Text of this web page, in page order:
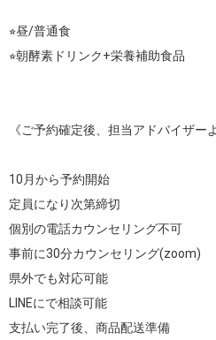
⭐︎昼/普通食
⭐︎朝酵素ドリンク+栄養補助食品
《ご予約確定後、担当アドバイザー
10月から予約開始
定員になり次第締切
個別の電話カウンセリング不可
事前に30分カウンセリング(zoom)
県外でも対応可能
LINEにで相談可能
支払い完了後、商品配送準備